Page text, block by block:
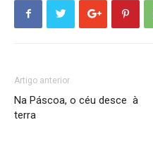
Artigo anterior
Na Páscoa, o céu desce à
terra